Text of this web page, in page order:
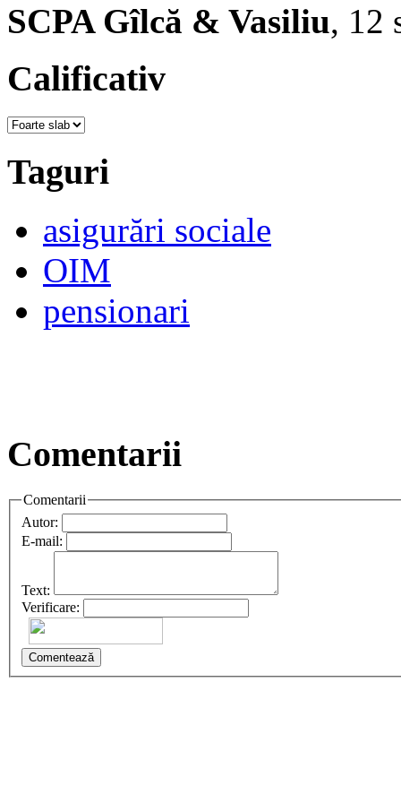
SCPA Gîlcă & Vasiliu, 12
Calificativ
Taguri
asigurări sociale
OIM
pensionari
Comentarii
Comentarii
Autor:
E-mail:
Text:
Verificare:
Comentează